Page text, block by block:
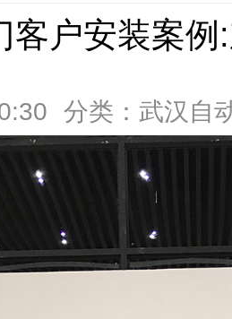
客户安装案
分类： 武汉自